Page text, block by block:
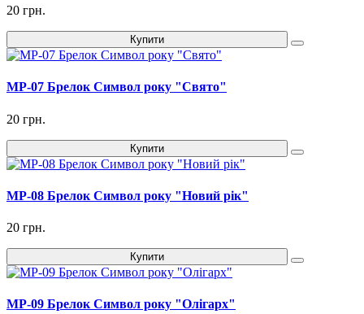
20 грн.
Купити
MP-07 Брелок Символ року "Свято"
20 грн.
Купити
MP-08 Брелок Символ року "Новий рік"
20 грн.
Купити
MP-09 Брелок Символ року "Олігарх"